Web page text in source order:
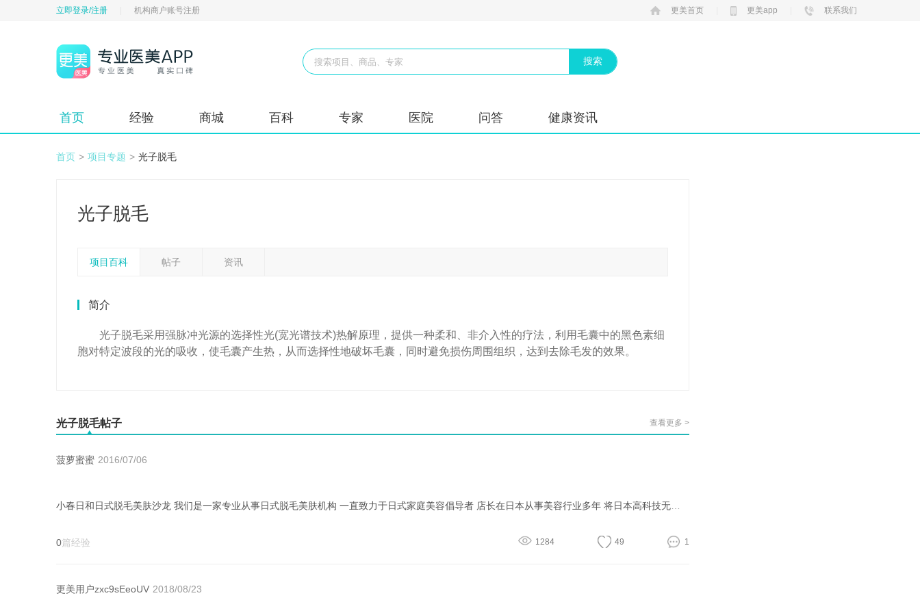
立即登录/注册 机构商户账号注册 更美首页 更美app 联系我们
首页 经验 商城 百科 专家 医院 问答 健康资讯
首页 > 项目专题 > 光子脱毛
光子脱毛
项目百科 帖子 资讯
简介
光子脱毛采用强脉冲光源的选择性光(宽光谱技术)热解原理，提供一种柔和、非介入性的疗法，利用毛囊中的黑色素细
胞对特定波段的光的吸收，使毛囊产生热，从而选择性地破坏毛囊，同时避免损伤周围组织，达到去除毛发的效果。
光子脱毛帖子 查看更多 >
菠萝蜜蜜 2016/07/06
0篇经验 1284 49 1
更美用户zxc9sEeoUV 2018/08/23